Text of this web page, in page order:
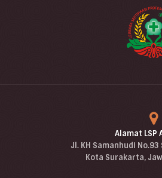
Alamat LSP
Jl. KH Samanhudi
Kota Surakarta,